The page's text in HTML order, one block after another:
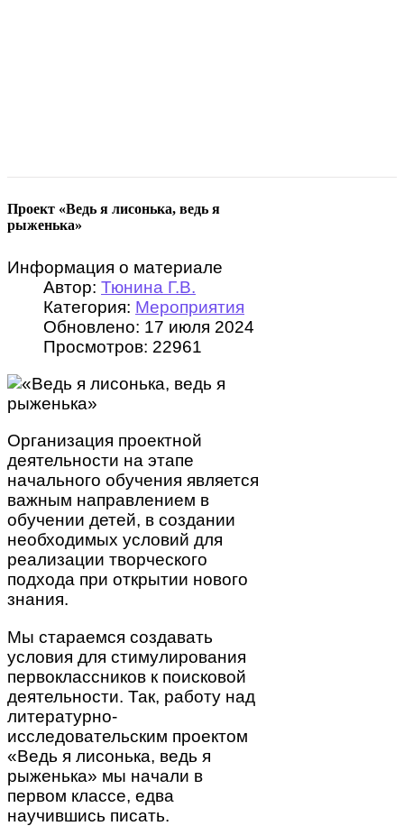
Проект «Ведь я лисонька, ведь я
рыженька»
Информация о материале
Автор: Тюнина Г.В.
Категория: Мероприятия
Обновлено: 17 июля 2024
Просмотров: 22961
Организация проектной
деятельности на этапе
начального обучения является
важным направлением в
обучении детей, в создании
необходимых условий для
реализации творческого
подхода при открытии нового
знания.
Мы стараемся создавать
условия для стимулирования
первоклассников к поисковой
деятельности. Так, работу над
литературно-
исследовательским проектом
«Ведь я лисонька, ведь я
рыженька» мы начали в
первом классе, едва
научившись писать.